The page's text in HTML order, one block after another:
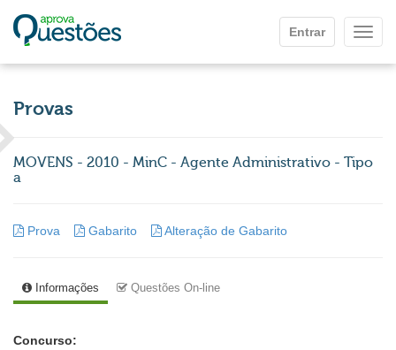
Entrar
Provas
MOVENS - 2010 - MinC - Agente Administrativo - Tipo
a
Prova Gabarito Alteração de Gabarito
Informações Questões On-line
Concurso: